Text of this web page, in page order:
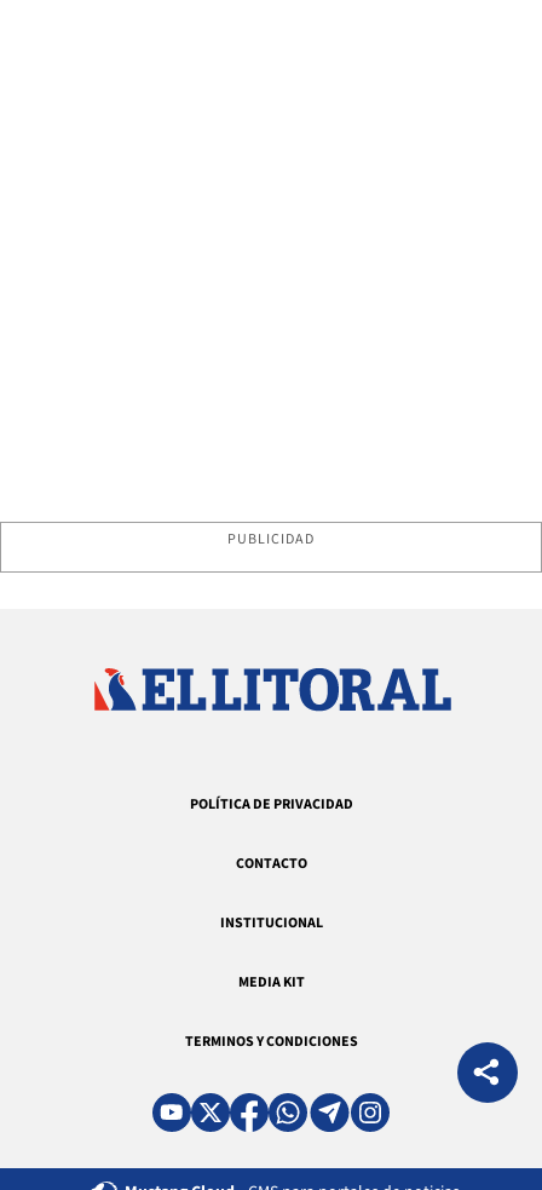
PUBLICIDAD
POLÍTICA DE PRIVACIDAD
CONTACTO
INSTITUCIONAL
MEDIA KIT
TERMINOS Y CONDICIONES